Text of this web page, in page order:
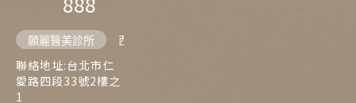
願麗醫美診所 西門麗思醫美診所
聯絡地址:台北市仁
愛路四段33號2樓之
1